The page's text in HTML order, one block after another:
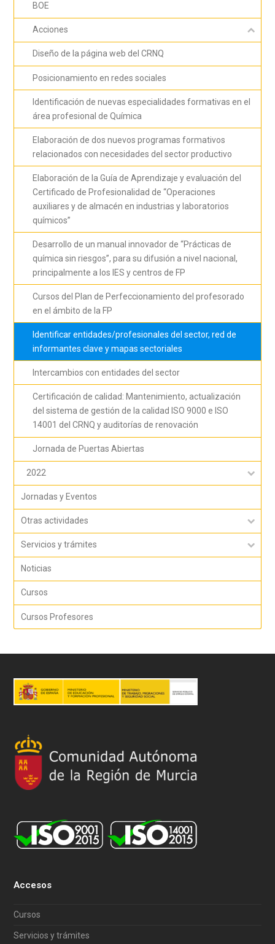
BOE
Acciones
Diseño de la página web del CRNQ
Posicionamiento en redes sociales
Identificación de nuevas especialidades formativas en el
área profesional de Química
Elaboración de dos nuevos programas formativos
relacionados con necesidades del sector productivo
Elaboración de la Guía de Aprendizaje y evaluación del
Certificado de Profesionalidad de “Operaciones
auxiliares y de almacén en industrias y laboratorios
químicos”
Desarrollo de un manual innovador de “Prácticas de
química sin riesgos”, para su difusión a nivel nacional,
principalmente a los IES y centros de FP
Cursos del Plan de Perfeccionamiento del profesorado
en el ámbito de la FP
Identificar entidades/profesionales del sector, red de
informantes clave y mapas sectoriales
Intercambios con entidades del sector
Certificación de calidad: Mantenimiento, actualización
del sistema de gestión de la calidad ISO 9000 e ISO
14001 del CRNQ y auditorías de renovación
Jornada de Puertas Abiertas
2022
Jornadas y Eventos
Otras actividades
Servicios y trámites
Noticias
Cursos
Cursos Profesores
Accesos
Cursos
Servicios y trámites